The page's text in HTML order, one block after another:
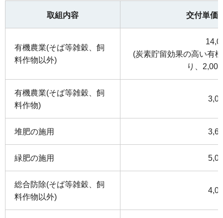
取組内容 交付単価
有機農業(そば等雑穀、飼
料作物以外)
(炭素貯留効果の高い有
り、
有機農業(そば等雑穀、飼
料作物)
堆肥の施用
緑肥の施用
総合防除(そば等雑穀、飼
料作物以外)